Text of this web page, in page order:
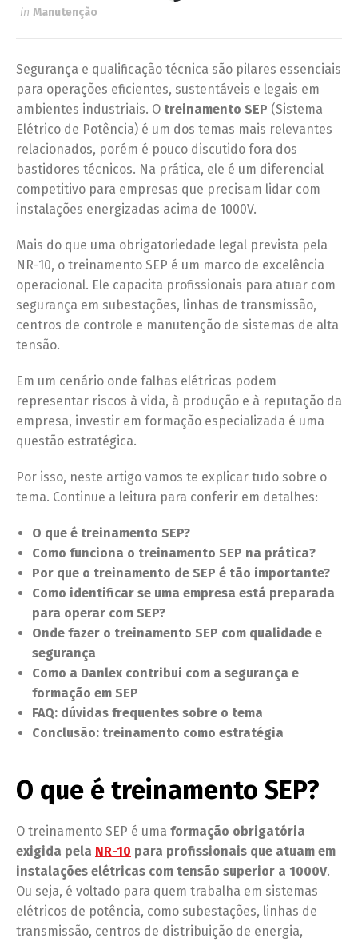
in Manutenção
Segurança e qualificação técnica são pilares essenciais
para operações eficientes, sustentáveis e legais em
ambientes industriais. O treinamento SEP (Sistema
Elétrico de Potência) é um dos temas mais relevantes
relacionados, porém é pouco discutido fora dos
bastidores técnicos. Na prática, ele é um diferencial
competitivo para empresas que precisam lidar com
instalações energizadas acima de 1000V.
Mais do que uma obrigatoriedade legal prevista pela
NR-10, o treinamento SEP é um marco de excelência
operacional. Ele capacita profissionais para atuar com
segurança em subestações, linhas de transmissão,
centros de controle e manutenção de sistemas de alta
tensão.
Em um cenário onde falhas elétricas podem
representar riscos à vida, à produção e à reputação da
empresa, investir em formação especializada é uma
questão estratégica.
Por isso, neste artigo vamos te explicar tudo sobre o
tema. Continue a leitura para conferir em detalhes:
O que é treinamento SEP?
Como funciona o treinamento SEP na prática?
Por que o treinamento de SEP é tão importante?
Como identificar se uma empresa está preparada
para operar com SEP?
Onde fazer o treinamento SEP com qualidade e
segurança
Como a Danlex contribui com a segurança e
formação em SEP
FAQ: dúvidas frequentes sobre o tema
Conclusão: treinamento como estratégia
O que é treinamento SEP?
O treinamento SEP é uma formação obrigatória
exigida pela NR-10 para profissionais que atuam em
instalações elétricas com tensão superior a 1000V.
Ou seja, é voltado para quem trabalha em sistemas
elétricos de potência, como subestações, linhas de
transmissão, centros de distribuição de energia,